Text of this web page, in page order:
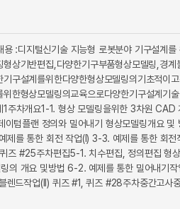
:디지털신기술 지능형 로봇분야 기구설계
상기반편집,다양한기구부품형상모델링,경계
기구설계를위한다양한형상모델링의기초적
한형상모델링의교육으로다양한기구설계
1주차개요1-1. 형상 모델링을위한 3차원
텀플랜 정의와 밀어내기 형상모델링개요
제를 통한 회전 작업(I) 3-3. 예제를 통한
즈 #25주차편집5-1. 치수편집, 정의편집 형
의 개요 및방법 6-2. 예제를 통한 밀어내기
렌드작업(II) 퀴즈 #1, 퀴즈 #28주차중간고